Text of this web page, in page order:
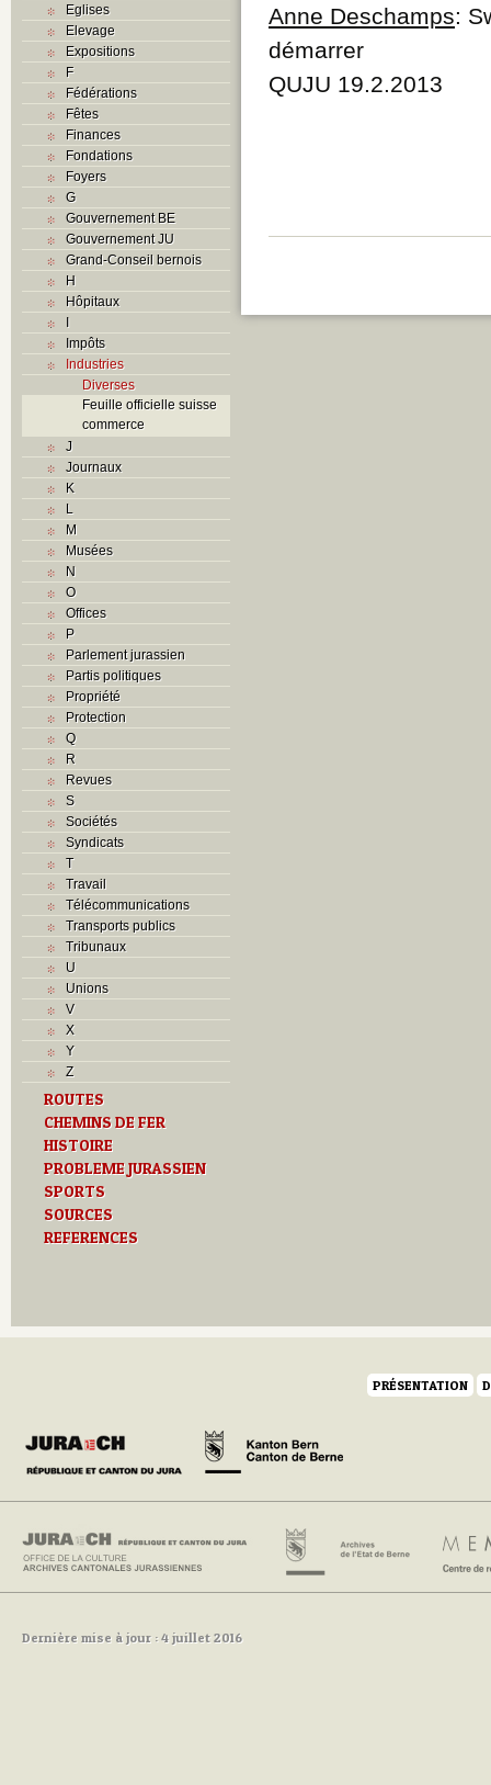
Eglises
Elevage
Expositions
F
Fédérations
Fêtes
Finances
Fondations
Foyers
G
Gouvernement BE
Gouvernement JU
Grand-Conseil bernois
H
Hôpitaux
I
Impôts
Industries
Diverses
Feuille officielle suisse
commerce
J
Journaux
K
L
M
Musées
N
O
Offices
P
Parlement jurassien
Partis politiques
Propriété
Protection
Q
R
Revues
S
Sociétés
Syndicats
T
Travail
Télécommunications
Transports publics
Tribunaux
U
Unions
V
X
Y
Z
ROUTES
CHEMINS DE FER
HISTOIRE
PROBLEME JURASSIEN
SPORTS
SOURCES
REFERENCES
Anne Deschamps:
démarrer
QUJU 19.2.2013
PRÉSENTATION
Dernière mise à jour : 4 juillet 2016